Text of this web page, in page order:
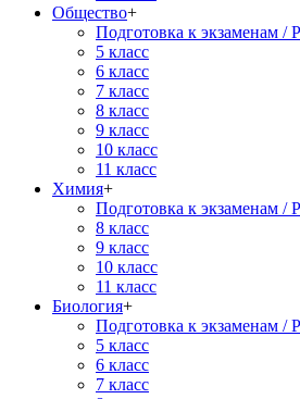
Общество+
Подготовка к экзаменам
5 класс
6 класс
7 класс
8 класс
9 класс
10 класс
11 класс
Химия+
Подготовка к экзаменам
8 класс
9 класс
10 класс
11 класс
Биология+
Подготовка к экзаменам
5 класс
6 класс
7 класс